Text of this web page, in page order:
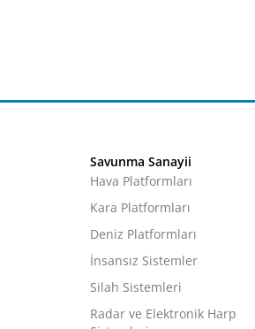
Savunma Sanayii
Hava Platformları
Kara Platformları
Deniz Platformları
İnsansız Sistemler
Silah Sistemleri
Radar ve Elektronik Harp